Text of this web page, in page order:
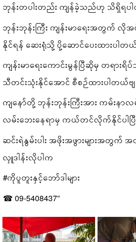
ဘုန်းတပါးတည်း ကျန်ခဲ့သည်ဟု သိရှိရပ
ဘုန်းဘုန်းကြီး ကျန်းမာရေးအတွက် လိုအ
နိုင်ရန် ဆေးရုံသို့ ပို့ဆောင်ပေးထားပါတယ်
ကျန်းမာရေးကောင်းမွန်ပြီဆိုမှ တရားရိ
သီတင်းသုံးနိုင်အောင် စီစဉ်ထားပါတယ်ဗျ
ကျနော်တို့ ဘုန်းဘုန်းကြီးအား ကမ်းနာလ
လမ်းဘေးနေရာမှ ကယ်တင်လိုက်နိုင်ပါပြီ
ဆင်းရဲနွမ်းပါး အဖိုးအဖွားများအတွက်
လှူဒါန်းလိုပါက
#ကိုပူတူးနှင့်ဘော်ဒါများ
☎ 09-5408437”